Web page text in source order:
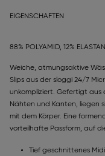
EIGENSCHAFTEN
88% POLYAMID, 12% ELASTAN
Weiche, atmungsaktive
Slips aus der sloggi 24/7
unkompliziert. Gefertigt aus
Nähten und Kanten, liegen
mit dem Körper. Eine
vorteilhafte Passform, auf
Tief geschnittenes